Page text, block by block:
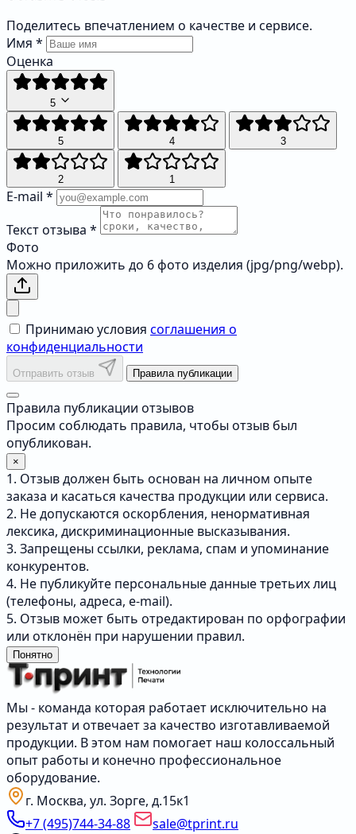
Поделитесь впечатлением о качестве и сервисе.
Имя *
Оценка
5
5 4 3
2 1
E-mail *
Текст отзыва *
Фото
Можно приложить до 6 фото изделия (jpg/png/webp).
Принимаю условия соглашения о
конфиденциальности
Отправить отзыв Правила публикации
Правила публикации отзывов
Просим соблюдать правила, чтобы отзыв был
опубликован.
×
1. Отзыв должен быть основан на личном опыте
заказа и касаться качества продукции или сервиса.
2. Не допускаются оскорбления, ненормативная
лексика, дискриминационные высказывания.
3. Запрещены ссылки, реклама, спам и упоминание
конкурентов.
4. Не публикуйте персональные данные третьих лиц
(телефоны, адреса, e-mail).
5. Отзыв может быть отредактирован по орфографии
или отклонён при нарушении правил.
Понятно
Мы - команда которая работает исключительно на
результат и отвечает за качество изготавливаемой
продукции. В этом нам помогает наш колоссальный
опыт работы и конечно профессиональное
оборудование.
г. Москва, ул. Зорге, д.15к1
+7 (495)744-34-88
sale@tprint.ru